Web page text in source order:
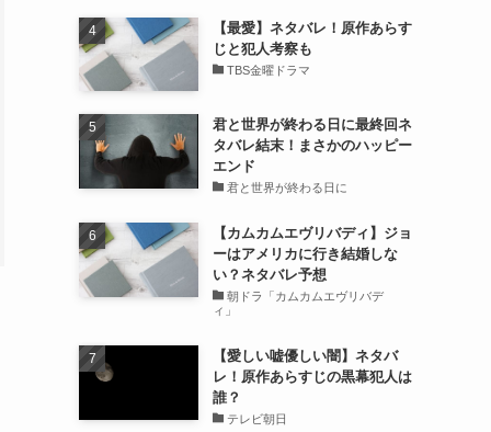
【最愛】ネタバレ！原作あらす
じと犯人考察も
TBS金曜ドラマ
君と世界が終わる日に最終回ネ
タバレ結末！まさかのハッピー
エンド
君と世界が終わる日に
【カムカムエヴリバディ】ジョ
ーはアメリカに行き結婚しな
い？ネタバレ予想
朝ドラ「カムカムエヴリバデ
ィ」
【愛しい嘘優しい闇】ネタバ
レ！原作あらすじの黒幕犯人は
誰？
テレビ朝日